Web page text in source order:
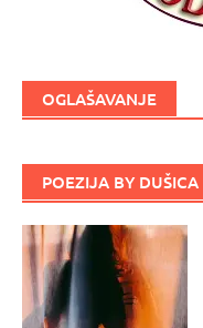
OGLAŠAVANJE
POEZIJA BY DUŠICA